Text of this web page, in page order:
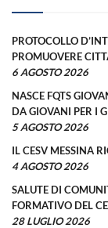
PROTOCOLLO
PROMUOVERE
6 AGOSTO 2026
NASCE FQTS
DA GIOVANI PER I
5 AGOSTO 2026
IL CESV MESSINA
4 AGOSTO 2026
SALUTE DI
FORMATIVO DEL
28 LUGLIO 2026